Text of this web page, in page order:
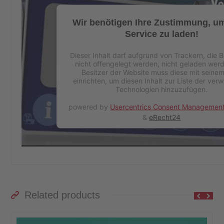
Wir benötigen Ihre Zustimmung,
Service zu laden!
Dieser Inhalt darf aufgrund von Trackern, die
nicht offengelegt werden, nicht geladen
Besitzer der Website muss diese mit
einrichten, um diesen Inhalt zur Liste der
Technologien hinzuzufügen.
powered by Usercentrics Consent
& eRecht24
Related products